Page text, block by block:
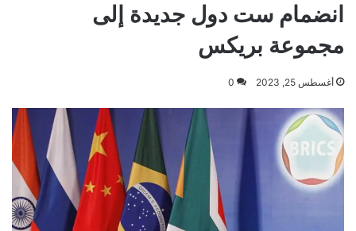
انضمام ست دول جديدة إلى
مجموعة بريكس
أغسطس 25, 2023 0